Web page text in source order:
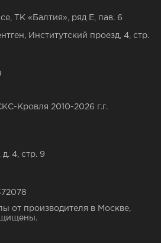
ТК «Балтия», ряд Е, пав. 6
Институтский проезд, 4, стр.
Кровля 2010-2026 г.г.
4, стр. 9
от производителя в Москве,